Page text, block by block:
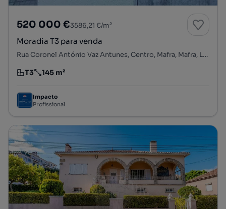
520 000 €3586,21 €/m²
Moradia T3 para venda
Rua Coronel António Vaz Antunes, Centro, Mafra, Mafra, Lisboa
Tipologia
T3
Preço por metro quadrado
145 m²
Impacto
Profissional